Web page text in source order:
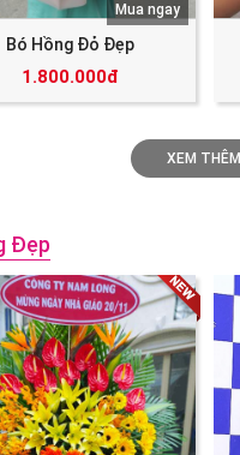
Bó Hồng Đỏ Đẹp
1.800.000đ
Mua ngay
XEM THÊM
Đẹp